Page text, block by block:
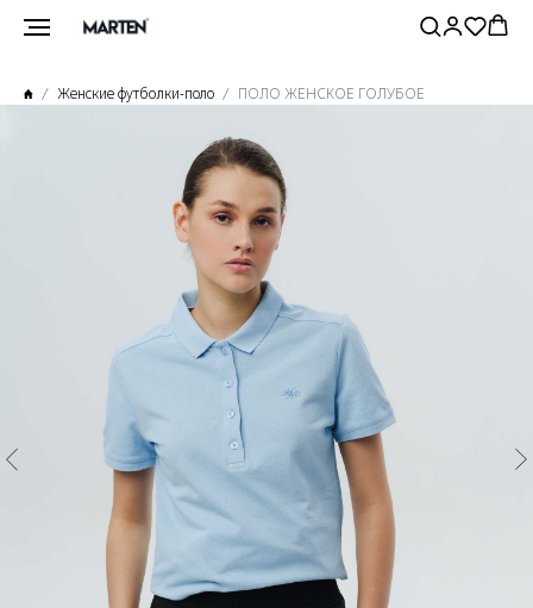
Женские футбoлки-поло ПОЛО ЖЕНСКОЕ ГОЛУБОЕ